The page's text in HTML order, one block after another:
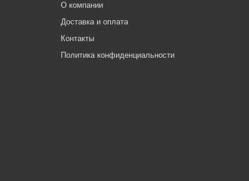
О компании
Доставка и оплата
Контакты
Политика конфиденциальности